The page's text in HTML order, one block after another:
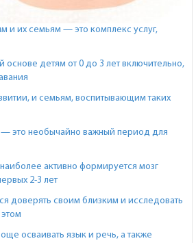
и их семьям — это комплекс услуг,
детям от 0 до 3 лет включительно,
и семьям, воспитывающим таких
это необычайно важный период для
активно формируется мозг
2-3 лет
доверять своим близким и исследовать
осваивать язык и речь, а также